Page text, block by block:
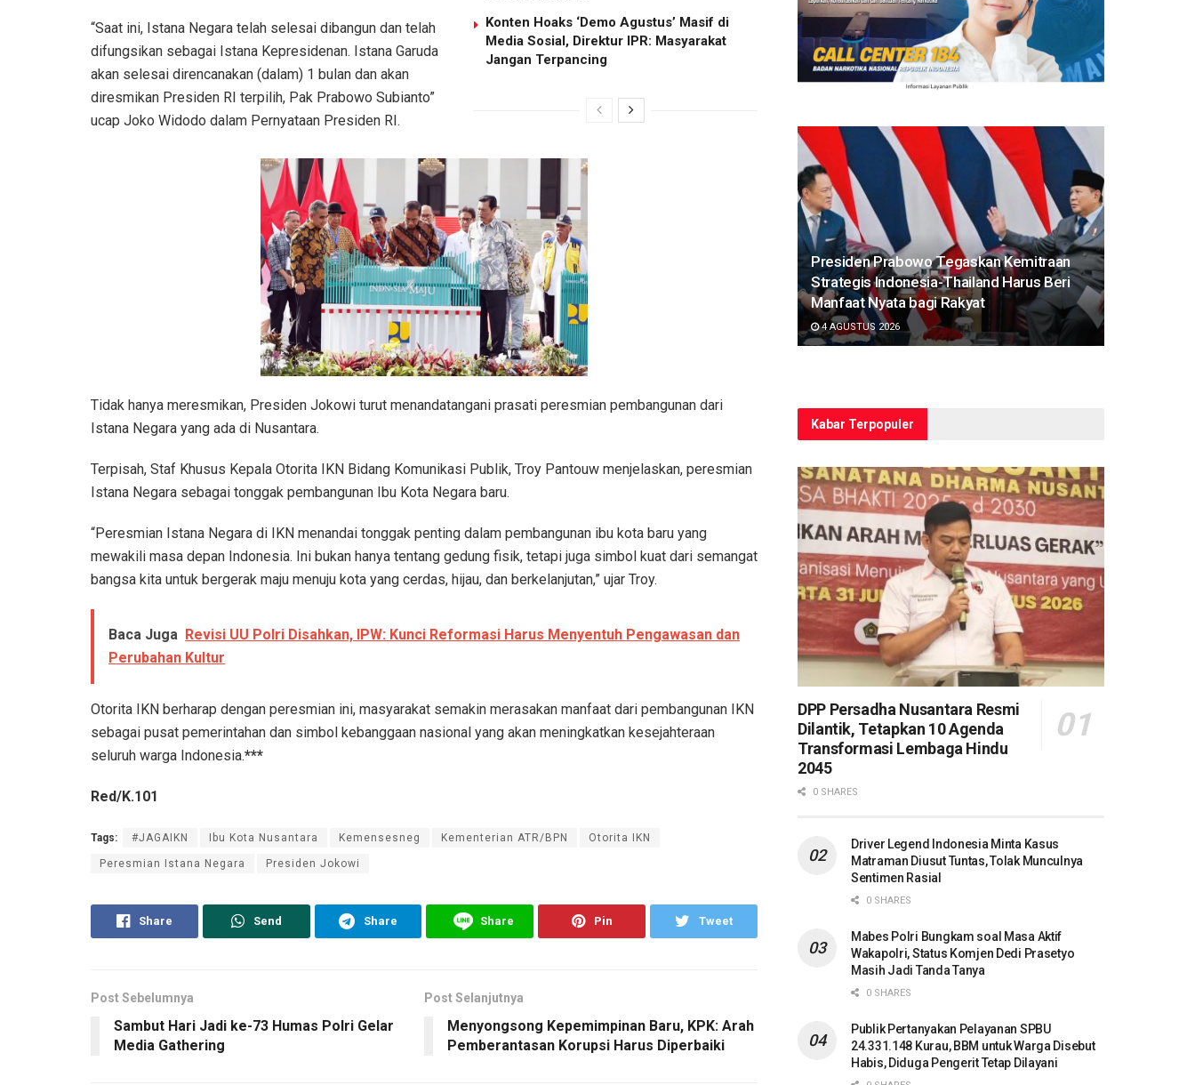
Konten Hoaks ‘Demo Agustus’ Masif di
Media Sosial, Direktur IPR: Masyarakat
Jangan Terpancing
“Saat ini, Istana Negara telah selesai dibangun dan telah
difungsikan sebagai Istana Kepresidenan. Istana Garuda
akan selesai direncanakan (dalam) 1 bulan dan akan
diresmikan Presiden RI terpilih, Pak Prabowo Subianto”
ucap Joko Widodo dalam Pernyataan Presiden RI.
Tidak hanya meresmikan, Presiden Jokowi turut menandatangani prasati peresmian pembangunan dari
Istana Negara yang ada di Nusantara.
Terpisah, Staf Khusus Kepala Otorita IKN Bidang Komunikasi Publik, Troy Pantouw menjelaskan, peresmian
Istana Negara sebagai tonggak pembangunan Ibu Kota Negara baru.
“Peresmian Istana Negara di IKN menandai tonggak penting dalam pembangunan ibu kota baru yang
mewakili masa depan Indonesia. Ini bukan hanya tentang gedung fisik, tetapi juga simbol kuat dari semangat
bangsa kita untuk bergerak maju menuju kota yang cerdas, hijau, dan berkelanjutan,” ujar Troy.
Baca Juga Revisi UU Polri Disahkan, IPW: Kunci Reformasi Harus Menyentuh Pengawasan dan
Perubahan Kultur
Otorita IKN berharap dengan peresmian ini, masyarakat semakin merasakan manfaat dari pembangunan IKN
sebagai pusat pemerintahan dan simbol kebanggaan nasional yang akan meningkatkan kesejahteraan
seluruh warga Indonesia.***
Red/K.101
Tags: #JAGAIKN Ibu Kota Nusantara Kemensesneg Kementerian ATR/BPN Otorita IKN
Peresmian Istana Negara Presiden Jokowi
Share Send Share Share Pin Tweet
Post Sebelumnya
Sambut Hari Jadi ke-73 Humas Polri Gelar
Media Gathering
Post Selanjutnya
Menyongsong Kepemimpinan Baru, KPK: Arah
Pemberantasan Korupsi Harus Diperbaiki
Presiden Prabowo Tegaskan Kemitraan
Strategis Indonesia-Thailand Harus Beri
Manfaat Nyata bagi Rakyat
4 AGUSTUS 2026
Kabar Terpopuler
DPP Persadha Nusantara Resmi
Dilantik, Tetapkan 10 Agenda
Transformasi Lembaga Hindu
2045
0 SHARES
Driver Legend Indonesia Minta Kasus
Matraman Diusut Tuntas, Tolak Munculnya
Sentimen Rasial
0 SHARES
Mabes Polri Bungkam soal Masa Aktif
Wakapolri, Status Komjen Dedi Prasetyo
Masih Jadi Tanda Tanya
0 SHARES
Publik Pertanyakan Pelayanan SPBU
24.331.148 Kurau, BBM untuk Warga Disebut
Habis, Diduga Pengerit Tetap Dilayani